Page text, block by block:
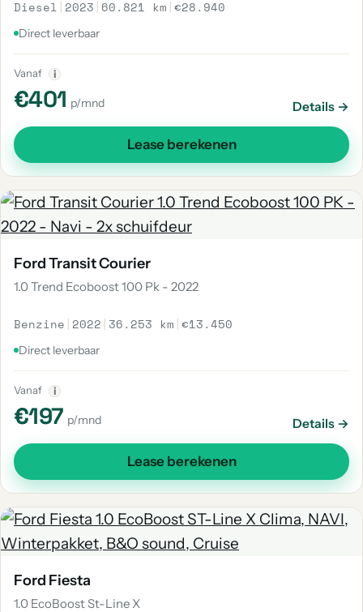
Diesel | 2023 | 60.821 km |€28.940
Direct leverbaar
Vanaf i
€401 p/mnd Details →
Lease berekenen
Ford Transit Courier
1.0 Trend Ecoboost 100 Pk - 2022
Benzine | 2022 | 36.253 km |€13.450
Direct leverbaar
Vanaf i
€197 p/mnd Details →
Lease berekenen
Ford Fiesta
1.0 EcoBoost St-Line X